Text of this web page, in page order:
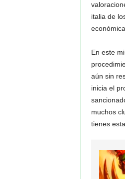
italia de
En este
aún sin
inicia el
muchos
tienes